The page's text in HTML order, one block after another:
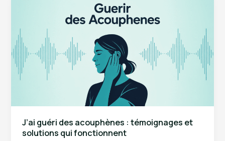
secondaires
connaître
J’ai guéri des acouphènes : témoignages et
solutions qui fonctionnent